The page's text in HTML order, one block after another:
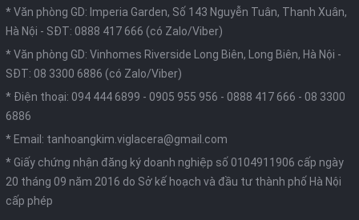
* Văn phòng GD: Imperia Garden, Số 143 Nguyễn Tuân, Thanh Xuân,
Hà Nội - SĐT: 0888 417 666 (có Zalo/Viber)
* Văn phòng GD: Vinhomes Riverside Long Biên, Long Biên, Hà Nội -
SĐT: 08 3300 6886 (có Zalo/Viber)
* Điện thoại: 094 444 6899 - 0905 955 956 - 0888 417 666 - 08 3300
6886
* Email: tanhoangkim.viglacera@gmail.com
* Giấy chứng nhận đăng ký doanh nghiệp số 0104911906 cấp ngày
20 tháng 09 năm 2016 do Sở kế hoạch và đầu tư thành phố Hà Nội
cấp phép